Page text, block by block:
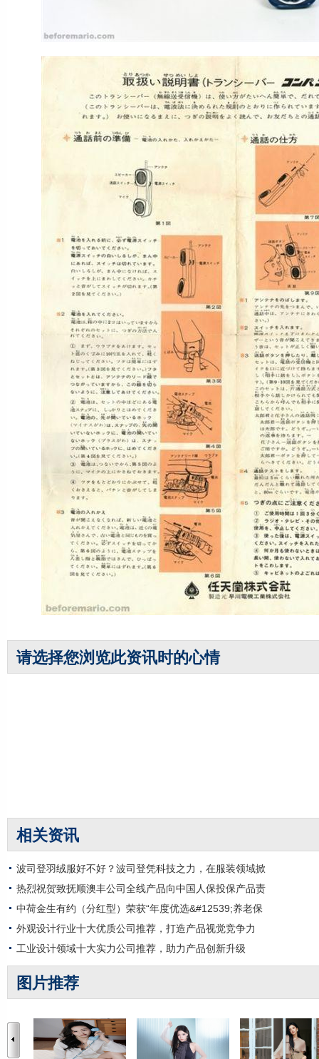
请选择您浏览此资讯时的心情
相关资讯
波司登羽绒服好不好？波司登凭科技之力，在服装领域掀
热烈祝贺致抚顺澳丰公司全线产品向中国人保投保产品责
中荷金生有约（分红型）荣获“年度优选&#12539;养老保
外观设计行业十大优质公司推荐，打造产品视觉竞争力
工业设计领域十大实力公司推荐，助力产品创新升级
图片推荐